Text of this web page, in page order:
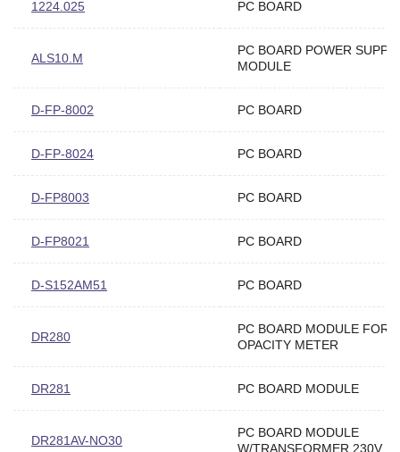
1224.025 PC BOARD
ALS10.M
PC BOARD POWER
MODULE
D-FP-8002 PC BOARD
D-FP-8024 PC BOARD
D-FP8003 PC BOARD
D-FP8021 PC BOARD
D-S152AM51 PC BOARD
DR280
PC BOARD MODULE FOR
OPACITY METER
DR281 PC BOARD MODULE
DR281AV-NO30
PC BOARD MODULE
W/TRANSFORMER 230V